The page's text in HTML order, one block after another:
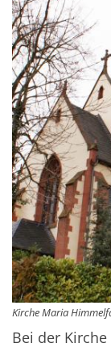
Kirche Maria
Bei der